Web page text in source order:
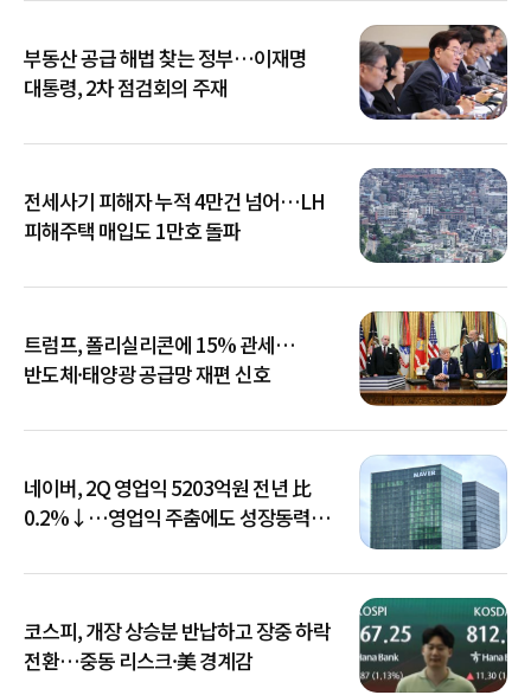
부동산 공급 해법 찾는 정부…이재명
대통령, 2차 점검회의 주재
전세사기 피해자 누적 4만건 넘어…LH
피해주택 매입도 1만호 돌파
트럼프, 폴리실리콘에 15% 관세…
반도체·태양광 공급망 재편 신호
네이버, 2Q 영업익 5203억원 전년 比
0.2%↓…영업익 주춤에도 성장동력
코스피, 개장 상승분 반납하고 장중 하락
전환…중동 리스크·美 경계감